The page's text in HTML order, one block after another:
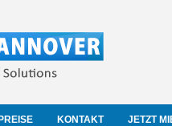
PREISE KONTAKT JETZT